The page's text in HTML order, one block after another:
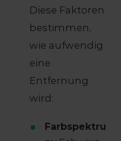
Diese Faktoren
bestimmen,
wie aufwendig
eine
Entfernung
wird:
Farbspektru